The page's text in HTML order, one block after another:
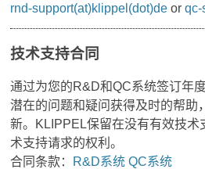
rnd-support(at)klippel(dot)de orqc-
技术支持合同
通过为您的R&D和QC系统签订年
潜在的问题和疑问获得及时的帮助
新。KLIPPEL保留在没有有效技术
术支持请求的权利。
合同条款： R&D系统 QC系统